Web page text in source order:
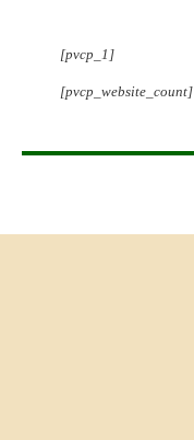
[pvcp_1]
[pvcp_website_count]